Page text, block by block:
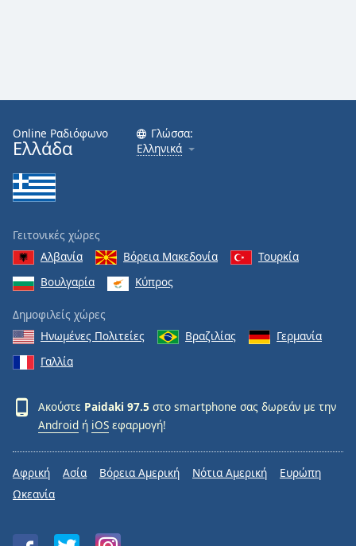
Online Ραδιόφωνο
Ελλάδα
Γλώσσα:
Ελληνικά
Γειτονικές χώρες
Αλβανία
Βόρεια Μακεδονία
Τουρκία
Βουλγαρία
Κύπρος
Δημοφιλείς χώρες
Ηνωμένες Πολιτείες
Βραζιλίας
Γερμανία
Γαλλία
Ακούστε Paidaki 97.5 στο smartphone σας δωρεάν με την
Android ή iOS εφαρμογή!
Αφρική Ασία Βόρεια Αμερική Νότια Αμερική
Ευρώπη
Ωκεανία